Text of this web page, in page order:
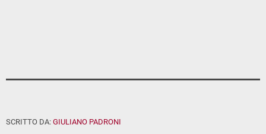
SCRITTO DA: GIULIANO PADRONI